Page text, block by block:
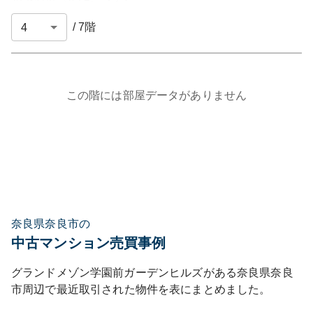
/7階
この階には部屋データがありません
奈良県奈良市の
中古マンション売買事例
グランドメゾン学園前ガーデンヒルズがある奈良県奈良
市周辺で最近取引された物件を表にまとめました。